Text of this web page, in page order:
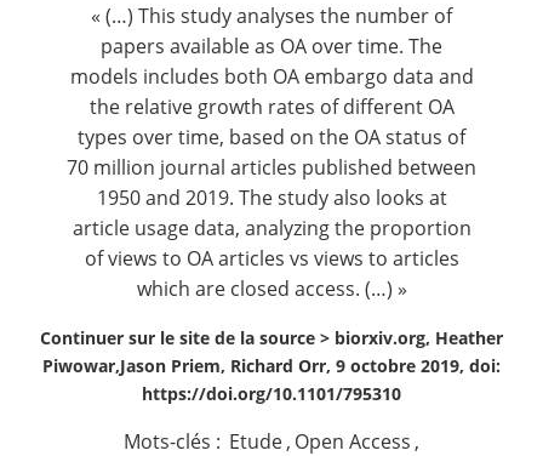
« (…) This study analyses the number of
papers available as OA over time. The
models includes both OA embargo data and
the relative growth rates of different OA
types over time, based on the OA status of
70 million journal articles published between
1950 and 2019. The study also looks at
article usage data, analyzing the proportion
of views to OA articles vs views to articles
which are closed access. (…) »
Continuer sur le site de la source > biorxiv.org, Heather
Piwowar,Jason Priem, Richard Orr, 9 octobre 2019, doi:
https://doi.org/10.1101/795310
Mots-clés : Etude, Open Access ,